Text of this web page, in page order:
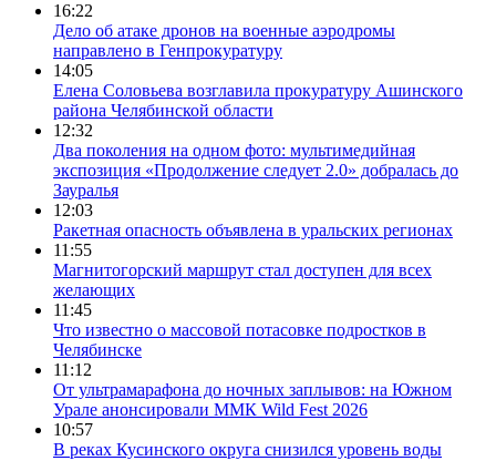
16:22
Дело об атаке дронов на военные аэродромы
направлено в Генпрокуратуру
14:05
Елена Соловьева возглавила прокуратуру Ашинского
района Челябинской области
12:32
Два поколения на одном фото: мультимедийная
экспозиция «Продолжение следует 2.0» добралась до
Зауралья
12:03
Ракетная опасность объявлена в уральских регионах
11:55
Магнитогорский маршрут стал доступен для всех
желающих
11:45
Что известно о массовой потасовке подростков в
Челябинске
11:12
От ультрамарафона до ночных заплывов: на Южном
Урале анонсировали ММК Wild Fest 2026
10:57
В реках Кусинского округа снизился уровень воды